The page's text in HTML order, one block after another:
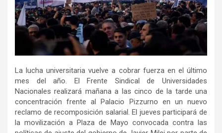
La lucha universitaria vuelve a cobrar fuerza en el último
mes del año. El Frente Sindical de Universidades
Nacionales realizará mañana a las cinco de la tarde una
concentración frente al Palacio Pizzurno en un nuevo
reclamo de recomposición salarial. El jueves participará de
la movilización a Plaza de Mayo convocada contra las